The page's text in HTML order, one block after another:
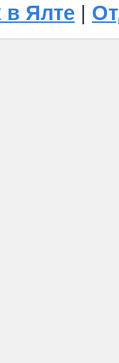
в Ялте |